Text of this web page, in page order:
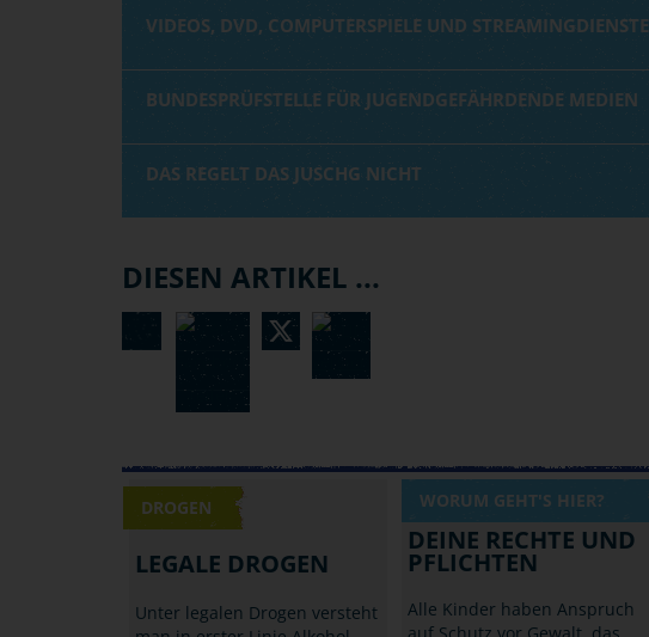
VIDEOS, DVD, COMPUTERSPIELE UND STREAMINGDIENSTE
BUNDESPRÜFSTELLE FÜR JUGENDGEFÄHRDENDE MEDIEN
DAS REGELT DAS JUSCHG NICHT
DIESEN ARTIKEL ...
DROGEN
LEGALE DROGEN
Unter legalen Drogen versteht
WORUM GEHT'S HIER?
DEINE RECHTE UND
PFLICHTEN
Alle Kinder haben Anspruch
auf Schutz vor Gewalt, das